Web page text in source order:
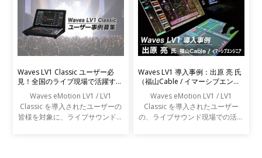
Waves LV1 Classic ユーザー必
見！全国のライブ現場で活躍する
Waves eMotion LV1 / LV1
Classic を導入されたユーザーの
皆様を対象に、ライブサウンドの
Waves LV1 導入事例：出原 亮 氏
（福山Cable / イマーシブエンジ
Waves eMotion LV1 / LV1
Classic を導入されたユーザー
の、ライブサウンド現場での活用